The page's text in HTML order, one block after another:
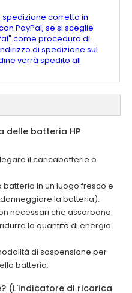
spedizione corretto in
PayPal, se si sceglie
come procedura di
di spedizione sul
verrà spedito all
delle batteria HP
il caricabatterie o
in un luogo fresco e
la batteria).
necessari che assorbono
la quantità di energia
di sospensione per
batteria.
(L'indicatore di ricarica